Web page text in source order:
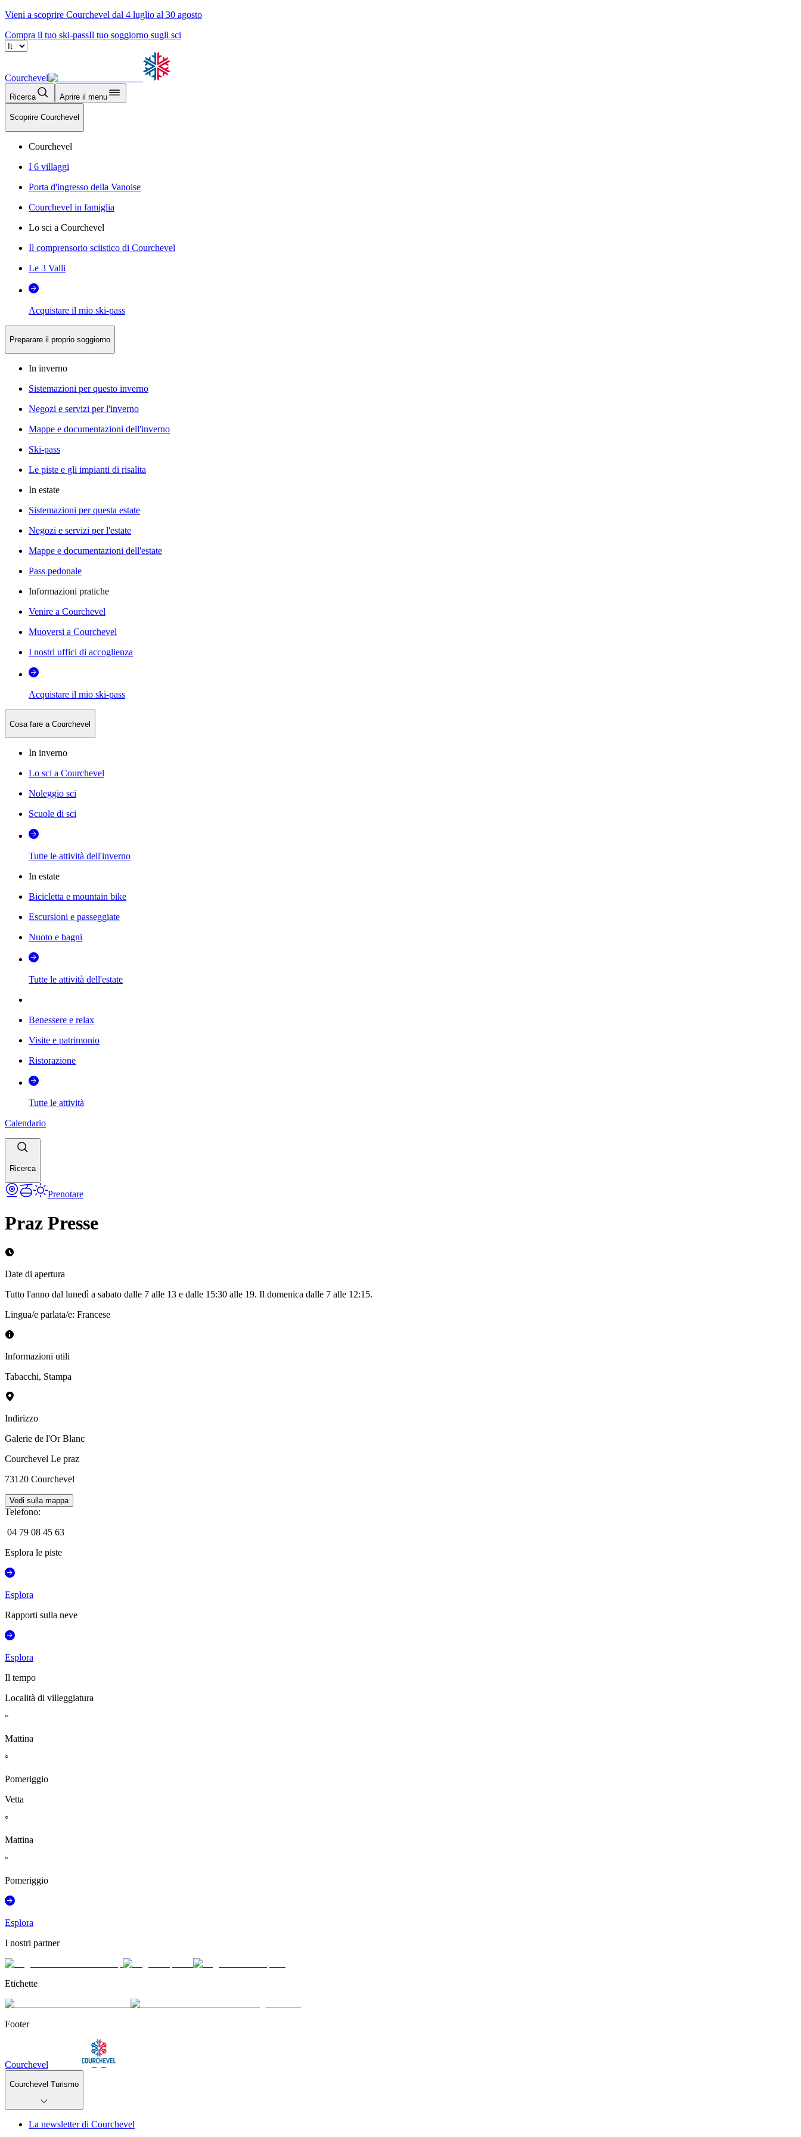
Vieni a scoprire Courchevel dal 4 luglio al 30 agosto
Compra il tuo ski-passIl tuo soggiorno sugli sci
Courchevel
Ricerca Aprire il menu
Scoprire Courchevel
Courchevel
I 6 villaggi
Porta d'ingresso della Vanoise
Courchevel in famiglia
Lo sci a Courchevel
Il comprensorio sciistico di Courchevel
Le 3 Valli
Acquistare il mio ski-pass
Preparare il proprio soggiorno
In inverno
Sistemazioni per questo inverno
Negozi e servizi per l'inverno
Mappe e documentazioni dell'inverno
Ski-pass
Le piste e gli impianti di risalita
In estate
Sistemazioni per questa estate
Negozi e servizi per l'estate
Mappe e documentazioni dell'estate
Pass pedonale
Informazioni pratiche
Venire a Courchevel
Muoversi a Courchevel
I nostri uffici di accoglienza
Acquistare il mio ski-pass
Cosa fare a Courchevel
In inverno
Lo sci a Courchevel
Noleggio sci
Scuole di sci
Tutte le attività dell'inverno
In estate
Bicicletta e mountain bike
Escursioni e passeggiate
Nuoto e bagni
Tutte le attività dell'estate
Benessere e relax
Visite e patrimonio
Ristorazione
Tutte le attività
Calendario
Ricerca
Prenotare
Praz Presse
Date di apertura
Tutto l'anno dal lunedì a sabato dalle 7 alle 13 e dalle 15:30 alle 19. Il domenica dalle 7 alle 12:15.
Lingua/e parlata/e: Francese
Informazioni utili
Tabacchi, Stampa
Indirizzo
Galerie de l'Or Blanc
Courchevel Le praz
73120 Courchevel
Vedi sulla mappa
Telefono:
04 79 08 45 63
Esplora le piste
Esplora
Rapporti sulla neve
Esplora
Il tempo
Località di villeggiatura
°
Mattina
°
Pomeriggio
Vetta
°
Mattina
°
Pomeriggio
Esplora
I nostri partner
Etichette
Footer
Courchevel
Courchevel Turismo
La newsletter di Courchevel